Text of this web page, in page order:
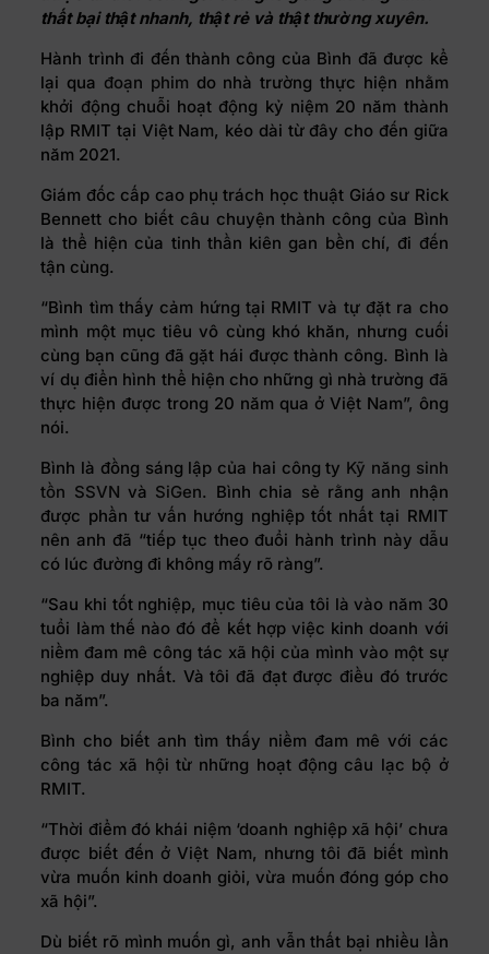
thất bại thật nhanh, thật rẻ và thật thường xuyên.
Hành trình đi đến thành công của Bình đã được kể
lại qua đoạn phim do nhà trường thực hiện nhằm
khởi động chuỗi hoạt động kỷ niệm 20 năm thành
lập RMIT tại Việt Nam, kéo dài từ đây cho đến giữa
năm 2021.
Giám đốc cấp cao phụ trách học thuật Giáo sư Rick
Bennett cho biết câu chuyện thành công của Bình
là thể hiện của tinh thần kiên gan bền chí, đi đến
tận cùng.
“Bình tìm thấy cảm hứng tại RMIT và tự đặt ra cho
mình một mục tiêu vô cùng khó khăn, nhưng cuối
cùng bạn cũng đã gặt hái được thành công. Bình là
ví dụ điển hình thể hiện cho những gì nhà trường đã
thực hiện được trong 20 năm qua ở Việt Nam”, ông
nói.
Bình là đồng sáng lập của hai công ty Kỹ năng sinh
tồn SSVN và SiGen. Bình chia sẻ rằng anh nhận
được phần tư vấn hướng nghiệp tốt nhất tại RMIT
nên anh đã “tiếp tục theo đuổi hành trình này dẫu
có lúc đường đi không mấy rõ ràng”.
“Sau khi tốt nghiệp, mục tiêu của tôi là vào năm 30
tuổi làm thế nào đó để kết hợp việc kinh doanh với
niềm đam mê công tác xã hội của mình vào một sự
nghiệp duy nhất. Và tôi đã đạt được điều đó trước
ba năm”.
Bình cho biết anh tìm thấy niềm đam mê với các
công tác xã hội từ những hoạt động câu lạc bộ ở
RMIT.
“Thời điểm đó khái niệm ‘doanh nghiệp xã hội’ chưa
được biết đến ở Việt Nam, nhưng tôi đã biết mình
vừa muốn kinh doanh giỏi, vừa muốn đóng góp cho
xã hội”.
Dù biết rõ mình muốn gì, anh vẫn thất bại nhiều lần